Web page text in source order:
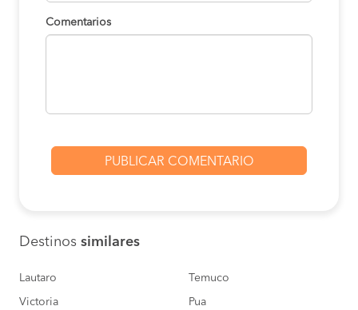
Comentarios
Destinos similares
Lautaro Temuco
Victoria Pua